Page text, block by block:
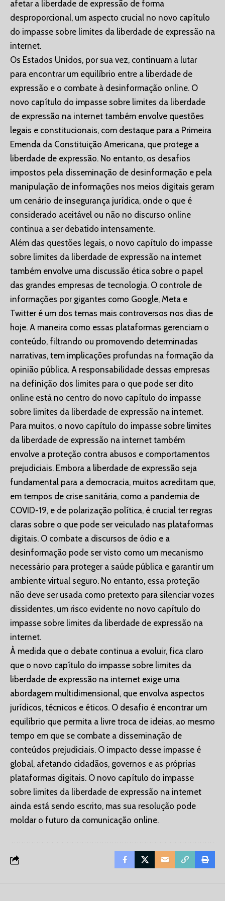
afetar a liberdade de expressão de forma
desproporcional, um aspecto crucial no novo capítulo
do impasse sobre limites da liberdade de expressão na
internet.
Os Estados Unidos, por sua vez, continuam a lutar
para encontrar um equilíbrio entre a liberdade de
expressão e o combate à desinformação online. O
novo capítulo do impasse sobre limites da liberdade
de expressão na internet também envolve questões
legais e constitucionais, com destaque para a Primeira
Emenda da Constituição Americana, que protege a
liberdade de expressão. No entanto, os desafios
impostos pela disseminação de desinformação e pela
manipulação de informações nos meios digitais geram
um cenário de insegurança jurídica, onde o que é
considerado aceitável ou não no discurso online
continua a ser debatido intensamente.
Além das questões legais, o novo capítulo do impasse
sobre limites da liberdade de expressão na internet
também envolve uma discussão ética sobre o papel
das grandes empresas de tecnologia. O controle de
informações por gigantes como Google, Meta e
Twitter é um dos temas mais controversos nos dias de
hoje. A maneira como essas plataformas gerenciam o
conteúdo, filtrando ou promovendo determinadas
narrativas, tem implicações profundas na formação da
opinião pública. A responsabilidade dessas empresas
na definição dos limites para o que pode ser dito
online está no centro do novo capítulo do impasse
sobre limites da liberdade de expressão na internet.
Para muitos, o novo capítulo do impasse sobre limites
da liberdade de expressão na internet também
envolve a proteção contra abusos e comportamentos
prejudiciais. Embora a liberdade de expressão seja
fundamental para a democracia, muitos acreditam que,
em tempos de crise sanitária, como a pandemia de
COVID-19, e de polarização política, é crucial ter regras
claras sobre o que pode ser veiculado nas plataformas
digitais. O combate a discursos de ódio e a
desinformação pode ser visto como um mecanismo
necessário para proteger a saúde pública e garantir um
ambiente virtual seguro. No entanto, essa proteção
não deve ser usada como pretexto para silenciar vozes
dissidentes, um risco evidente no novo capítulo do
impasse sobre limites da liberdade de expressão na
internet.
À medida que o debate continua a evoluir, fica claro
que o novo capítulo do impasse sobre limites da
liberdade de expressão na internet exige uma
abordagem multidimensional, que envolva aspectos
jurídicos, técnicos e éticos. O desafio é encontrar um
equilíbrio que permita a livre troca de ideias, ao mesmo
tempo em que se combate a disseminação de
conteúdos prejudiciais. O impacto desse impasse é
global, afetando cidadãos, governos e as próprias
plataformas digitais. O novo capítulo do impasse
sobre limites da liberdade de expressão na internet
ainda está sendo escrito, mas sua resolução pode
moldar o futuro da comunicação online.